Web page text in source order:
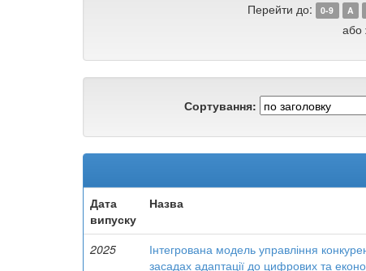
Перейти до: 0-9 A
або
Сортування:
Дата
випуску
Назва
2025
Інтегрована модель управління
засадах адаптації до цифрових та